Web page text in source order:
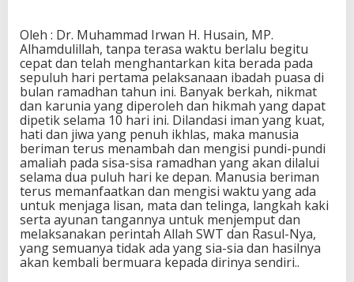
Oleh : Dr. Muhammad Irwan H. Husain, MP.
Alhamdulillah, tanpa terasa waktu berlalu begitu
cepat dan telah menghantarkan kita berada pada
sepuluh hari pertama pelaksanaan ibadah puasa di
bulan ramadhan tahun ini. Banyak berkah, nikmat
dan karunia yang diperoleh dan hikmah yang dapat
dipetik selama 10 hari ini. Dilandasi iman yang kuat,
hati dan jiwa yang penuh ikhlas, maka manusia
beriman terus menambah dan mengisi pundi-pundi
amaliah pada sisa-sisa ramadhan yang akan dilalui
selama dua puluh hari ke depan. Manusia beriman
terus memanfaatkan dan mengisi waktu yang ada
untuk menjaga lisan, mata dan telinga, langkah kaki
serta ayunan tangannya untuk menjemput dan
melaksanakan perintah Allah SWT dan Rasul-Nya,
yang semuanya tidak ada yang sia-sia dan hasilnya
akan kembali bermuara kepada dirinya sendiri..